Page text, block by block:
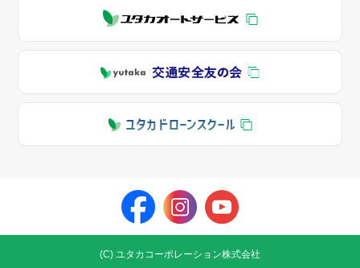
(C) ユタカコーポレーション株式会社